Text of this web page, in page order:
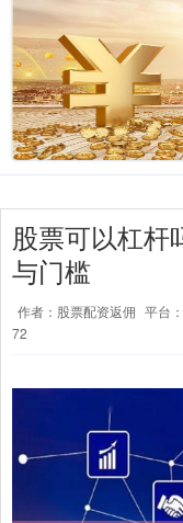
股票可以杠杆
与门槛
作者：股票配资返佣 平台
72